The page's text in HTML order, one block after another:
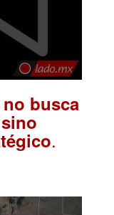
no busca
.